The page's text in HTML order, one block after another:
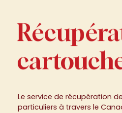
Le service de récupération
particuliers à travers le